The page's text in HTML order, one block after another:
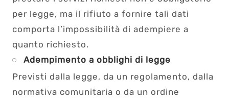
per legge, ma il rifiuto a fornire tali dati
comporta l’impossibilità di adempiere a
quanto richiesto.
Adempimento a obblighi di legge
Previsti dalla legge, da un regolamento, dalla
normativa comunitaria o da un ordine